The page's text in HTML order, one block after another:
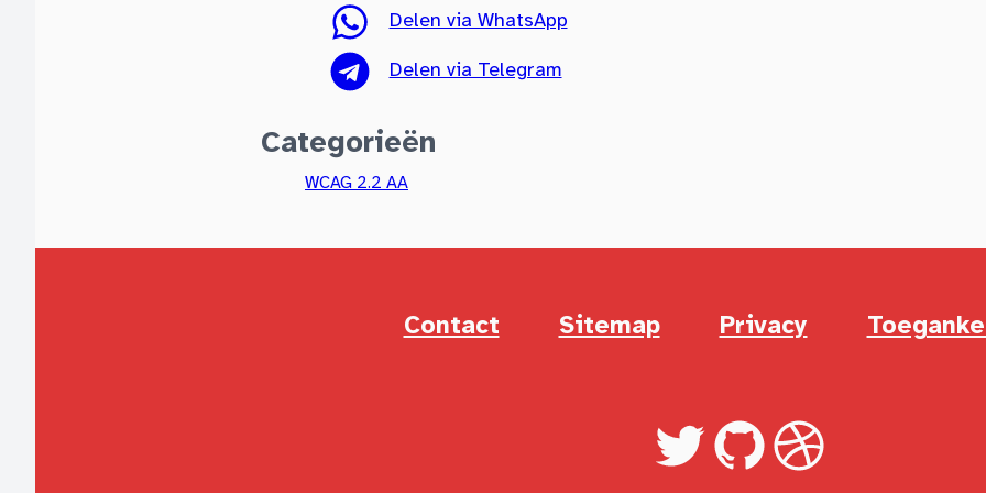
Delen via WhatsApp
Delen via Telegram
Categorieën
WCAG 2.2 AA
Contact Sitemap Privacy